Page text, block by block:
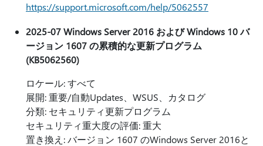
https://support.microsoft.com/help/5062557
2025-07 Windows Server 2016 および Windows 10 バ
ージョン 1607 の累積的な更新プログラム
(KB5062560)
ロケール: すべて
展開: 重要/自動Updates、WSUS、カタログ
分類: セキュリティ更新プログラム
セキュリティ重大度の評価: 重大
置き換え: バージョン 1607 のWindows Server 2016と